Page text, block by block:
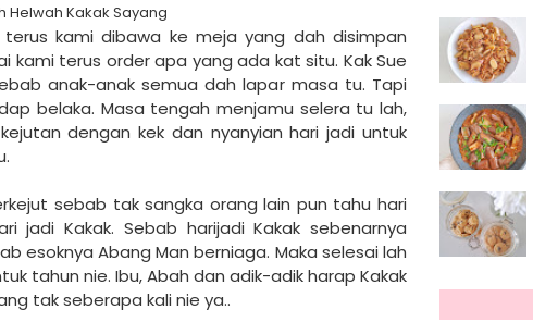
Helwah Kakak Sayang
kami dibawa ke meja yang dah disimpan
kami terus order apa yang ada kat situ. Kak Sue
anak-anak semua dah lapar masa tu. Tapi
belaka. Masa tengah menjamu selera tu lah,
dengan kek dan nyanyian hari jadi untuk
sebab tak sangka orang lain pun tahu hari
jadi Kakak. Sebab harijadi Kakak sebenarnya
esoknya Abang Man berniaga. Maka selesai lah
tahun nie. Ibu, Abah dan adik-adik harap Kakak
tak seberapa kali nie ya..